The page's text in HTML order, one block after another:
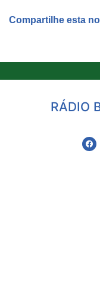
Compartilhe esta
RÁDIO